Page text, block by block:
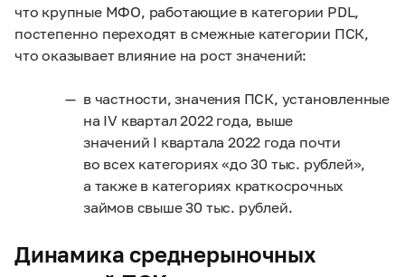
что крупные МФО, работающие в категории PDL,
постепенно переходят в смежные категории ПСК,
что оказывает влияние на рост значений:
в частности, значения ПСК, установленные
на IV квартал 2022 года, выше
значений I квартала 2022 года почти
во всех категориях «до 30 тыс. рублей»,
а также в категориях краткосрочных
займов свыше 30 тыс. рублей.
Динамика среднерыночных